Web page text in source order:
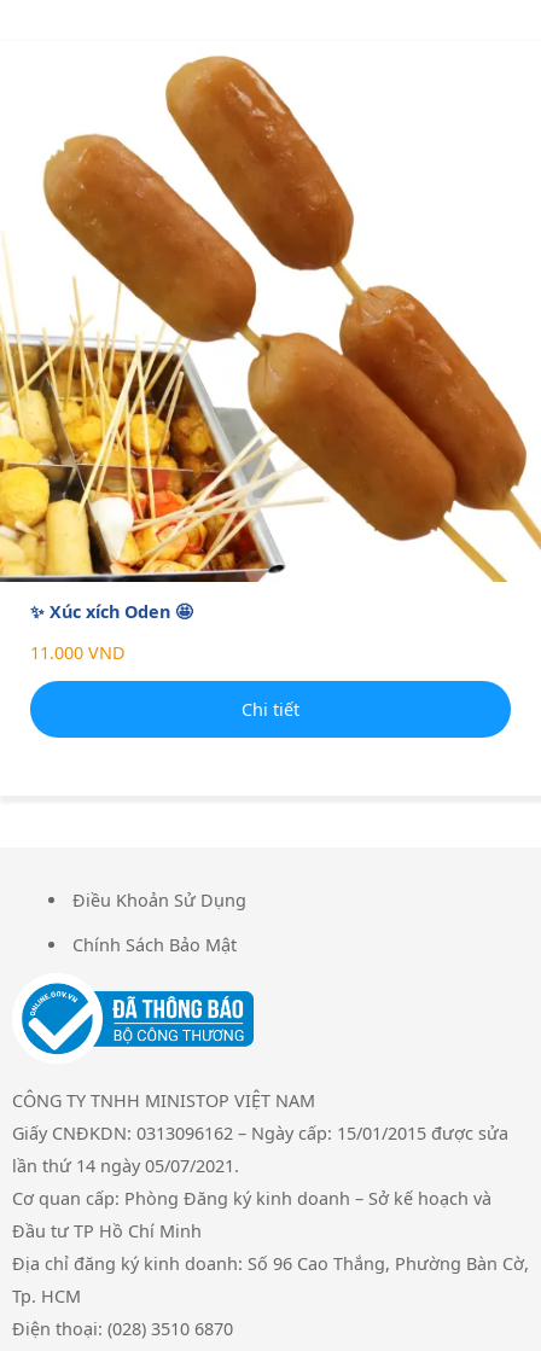
✨ Xúc xích Oden 🤩
11.000 VND
Chi tiết
FOOTER
Điều Khoản Sử Dụng
Chính Sách Bảo Mật
CÔNG TY TNHH MINISTOP VIỆT NAM
Giấy CNĐKDN: 0313096162 – Ngày cấp: 15/01/2015 được sửa
lần thứ 14 ngày 05/07/2021.
Cơ quan cấp: Phòng Đăng ký kinh doanh – Sở kế hoạch và
Đầu tư TP Hồ Chí Minh
Địa chỉ đăng ký kinh doanh: Số 96 Cao Thắng, Phường Bàn Cờ,
Tp. HCM
Điện thoại: (028) 3510 6870